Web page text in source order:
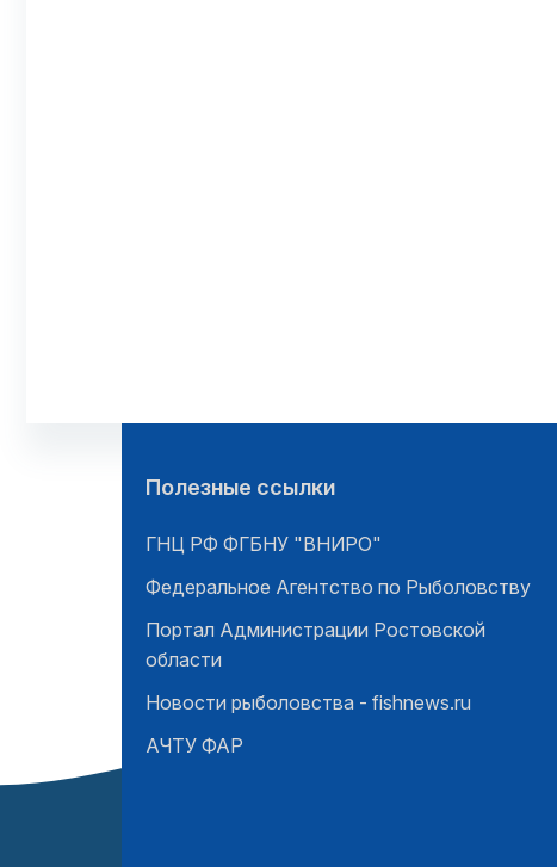
Полезные ссылки
ГНЦ РФ ФГБНУ "ВНИРО"
Федеральное Агентство по Рыболовству
Портал Администрации Ростовской
области
Новости рыболовства - fishnews.ru
АЧТУ ФАР